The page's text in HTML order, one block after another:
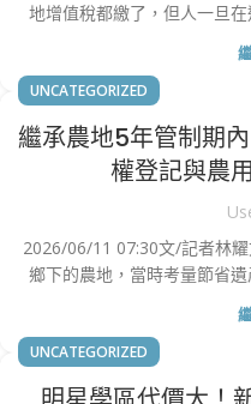
地增值稅都繳了，但人一旦
UNCATEGORIZED
繼承農地5年管制期
權登記與農
2026/06/11 07:30文/記者林
鄉下的農地，當時考量節省
UNCATEGORIZED